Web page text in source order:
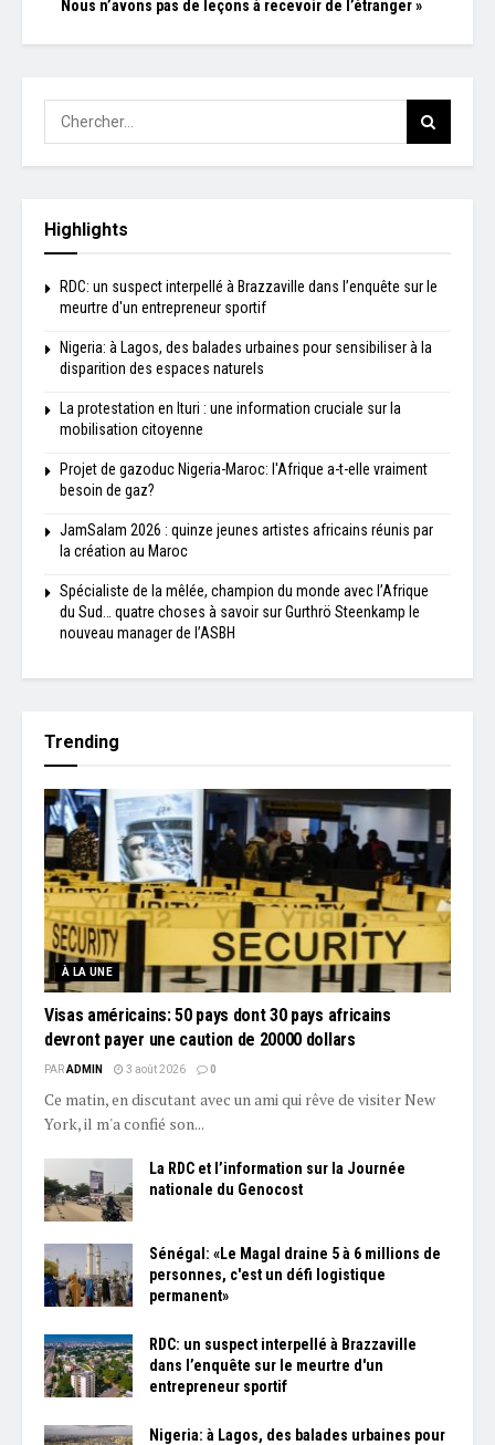
Nous n’avons pas de leçons à recevoir de l’étranger »
Highlights
RDC: un suspect interpellé à Brazzaville dans l’enquête sur le
meurtre d'un entrepreneur sportif
Nigeria: à Lagos, des balades urbaines pour sensibiliser à la
disparition des espaces naturels
La protestation en Ituri : une information cruciale sur la
mobilisation citoyenne
Projet de gazoduc Nigeria-Maroc: l'Afrique a-t-elle vraiment
besoin de gaz?
JamSalam 2026 : quinze jeunes artistes africains réunis par
la création au Maroc
Spécialiste de la mêlée, champion du monde avec l’Afrique
du Sud… quatre choses à savoir sur Gurthrö Steenkamp le
nouveau manager de l’ASBH
Trending
À LA UNE
Visas américains: 50 pays dont 30 pays africains
devront payer une caution de 20000 dollars
PARADMIN 3 août 2026 0
Ce matin, en discutant avec un ami qui rêve de visiter New
York, il m'a confié son...
La RDC et l’information sur la Journée
nationale du Genocost
Sénégal: «Le Magal draine 5 à 6 millions de
personnes, c'est un défi logistique
permanent»
RDC: un suspect interpellé à Brazzaville
dans l’enquête sur le meurtre d'un
entrepreneur sportif
Nigeria: à Lagos, des balades urbaines pour